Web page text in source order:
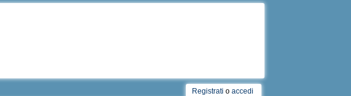
Registrati o accedi